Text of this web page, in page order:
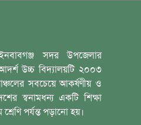
সদর উপজেলার
‎উচ্চ বিদ্যালয়টি ২০০৩
সবচেয়ে আকর্ষণীয় ও
স্বনামধন্য একটি শিক্ষা
পর্যন্ত পড়ানো হয়।